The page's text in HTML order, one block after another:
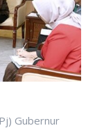
Gubernur